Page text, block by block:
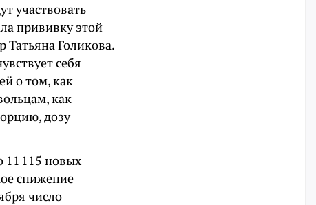
участвовать
прививку этой
Татьяна Голикова.
себя
о том, как
как
дозу
11 115 новых
снижение
число